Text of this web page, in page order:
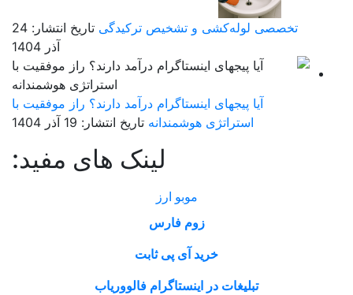
تخصصی لوله‌کشی و تشخیص ترکیدگی
تاریخ انتشار: 24
آیا پیجهای اینستاگرام درآمد دارند؟ راز موفقیت با
استراتژی هوشمندانه تاریخ انتشار: 19 آذر 1404
لینک های مفید:
موبو ارز
زوم فارس
خرید آی پی ثابت
تبلیغات در اینستاگرام فالووریاب